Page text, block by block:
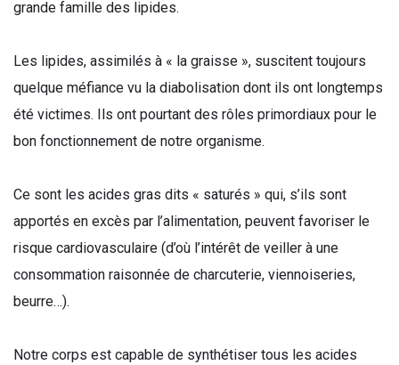
grande famille des lipides.
Les lipides, assimilés à « la graisse », suscitent toujours
quelque méfiance vu la diabolisation dont ils ont longtemps
été victimes. Ils ont pourtant des rôles primordiaux pour le
bon fonctionnement de notre organisme.
Ce sont les acides gras dits « saturés » qui, s’ils sont
apportés en excès par l’alimentation, peuvent favoriser le
risque cardiovasculaire (d’où l’intérêt de veiller à une
consommation raisonnée de charcuterie, viennoiseries,
beurre…).
Notre corps est capable de synthétiser tous les acides